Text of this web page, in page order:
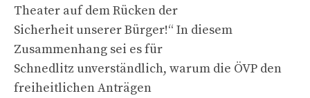
Theater auf dem Rücken der
Sicherheit unserer Bürger!“ In diesem
Zusammenhang sei es für
Schnedlitz unverständlich, warum die ÖVP den
freiheitlichen Anträgen